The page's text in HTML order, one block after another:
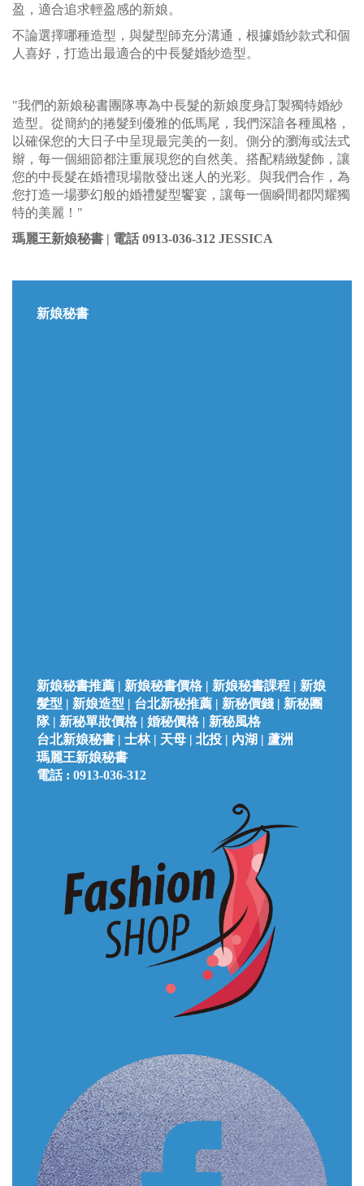
盈，適合追求輕盈感的新娘。
不論選擇哪種造型，與髮型師充分溝通，根據婚紗款式和個
人喜好，打造出最適合的中長髮婚紗造型。
"我們的新娘秘書團隊專為中長髮的新娘度身訂製獨特婚紗
造型。從簡約的捲髮到優雅的低馬尾，我們深諳各種風格，
以確保您的大日子中呈現最完美的一刻。側分的瀏海或法式
辮，每一個細節都注重展現您的自然美。搭配精緻髮飾，讓
您的中長髮在婚禮現場散發出迷人的光彩。與我們合作，為
您打造一場夢幻般的婚禮髮型饗宴，讓每一個瞬間都閃耀獨
特的美麗！"
瑪麗王新娘秘書 | 電話 0913-036-312 JESSICA
新娘秘書
新娘秘書推薦 | 新娘秘書價格 | 新娘秘書課程 | 新娘
髮型 | 新娘造型 | 台北新秘推薦 | 新秘價錢 | 新秘團
隊 | 新秘單妝價格 | 婚秘價格 | 新秘風格
台北新娘秘書 | 士林 | 天母 | 北投 | 內湖 | 蘆洲
瑪麗王新娘秘書
電話 : 0913-036-312